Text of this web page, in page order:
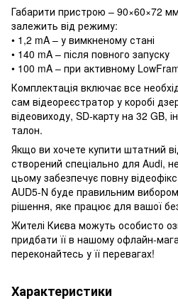
Габарити пристрою – 90×60×72
залежить від режиму:
• 1,2 mA – у вимкненому стані
• 140 mA – після повного запуску
• 100 mA – при активному
Комплектація включає все
сам відеореєстратор у коробі
відеовиходу, SD-карту на 32 GB,
талон.
Якщо ви хочете купити штатний
створений спеціально для Audi,
цьому забезпечує повну
AUD5-N буде правильним
рішення, яке працює для вашої
Жителі Києва можуть особисто
придбати її в нашому офлайн-
переконайтесь у її перевагах!
Характеристики